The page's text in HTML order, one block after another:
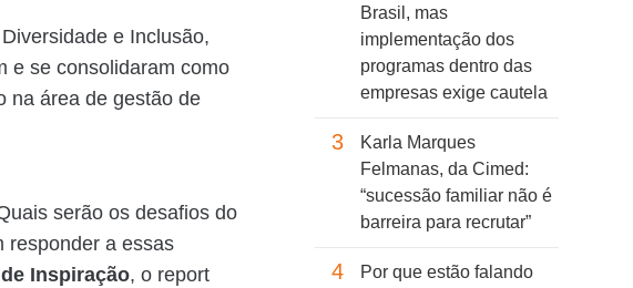
e Inclusão,
e se consolidaram como
na área de gestão de
serão os desafios do
responder a essas
Inspiração, o report
Brasil, mas
implementação dos
programas dentro das
empresas exige cautela
3
Karla Marques
Felmanas, da Cimed:
“sucessão familiar não é
barreira para recrutar”
4
Por que estão falando